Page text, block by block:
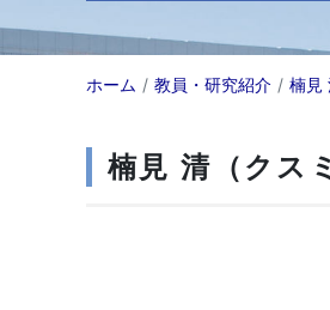
ホーム 教員・研究紹介 楠見
楠見 清（クス